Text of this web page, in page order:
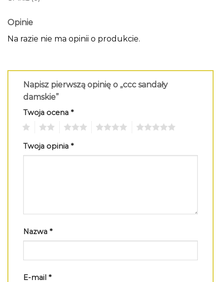
Opinie
Na razie nie ma opinii o produkcie.
Napisz pierwszą opinię o „ccc sandały
damskie”
Twoja ocena *
Twoja opinia *
Nazwa *
E-mail *